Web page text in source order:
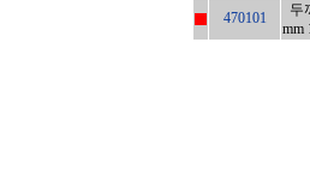
470101
두
mm